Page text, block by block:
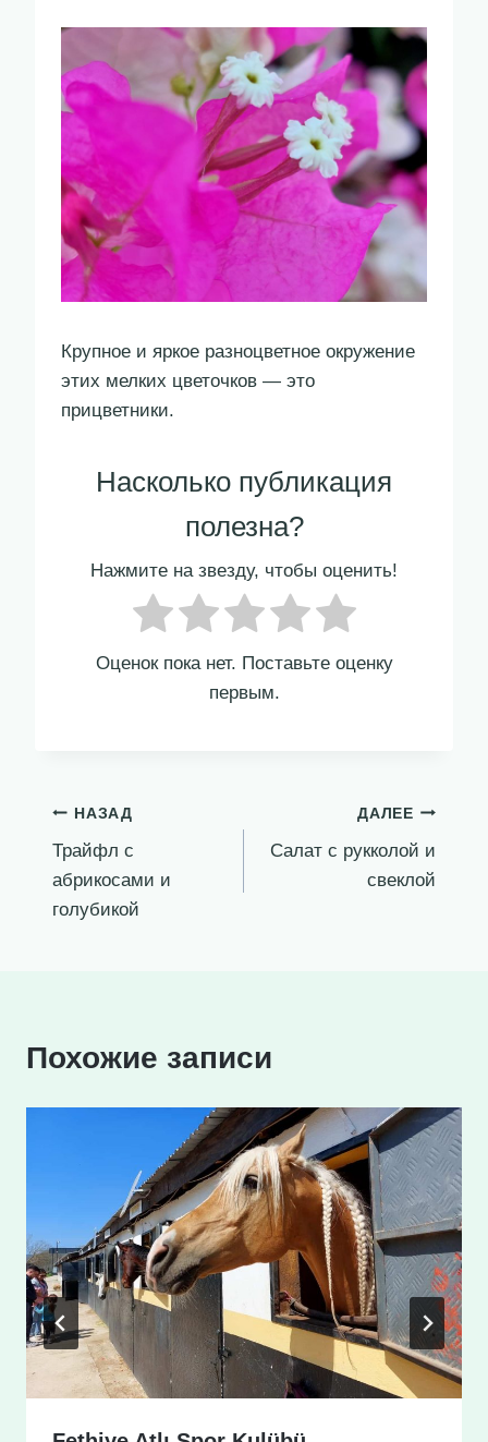
Крупное и яркое разноцветное окружение
этих мелких цветочков — это
прицветники.
Насколько публикация
полезна?
Нажмите на звезду, чтобы оценить!
Оценок пока нет. Поставьте оценку
первым.
Навигация
по
записям
НАЗАД
Трайфл с
абрикосами и
голубикой
ДАЛЕЕ
Салат с рукколой и
свеклой
Похожие записи